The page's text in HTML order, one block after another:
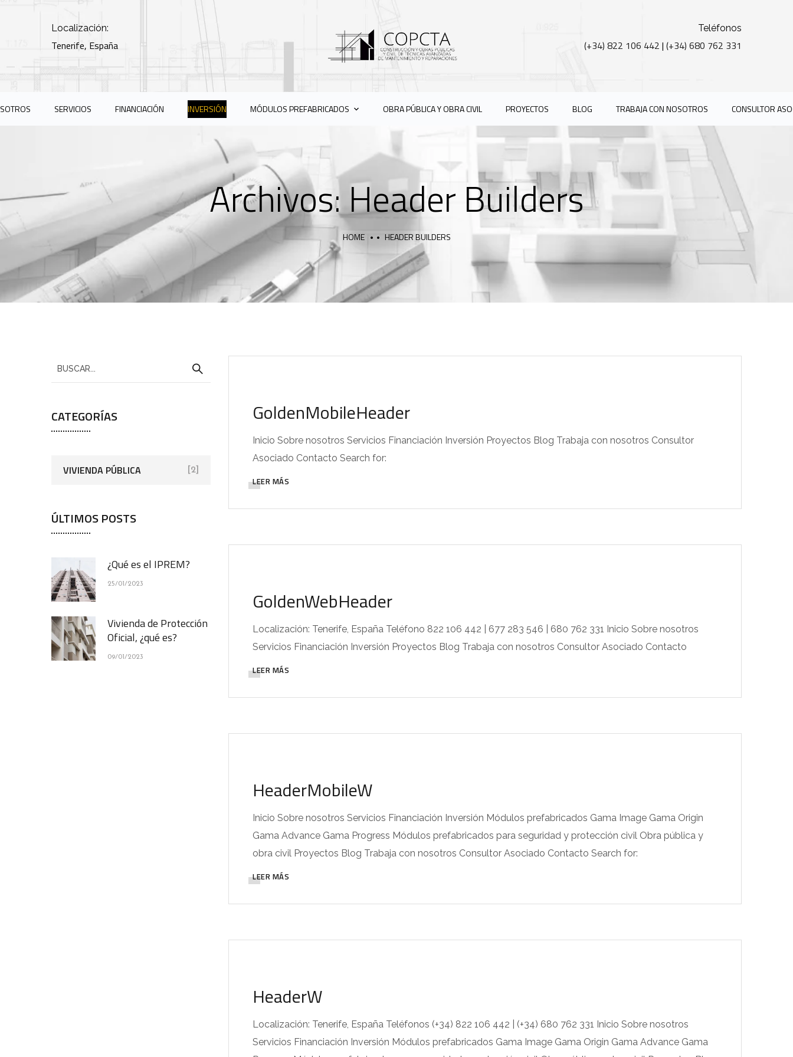
Localización:
Tenerife, España
Teléfonos
(+34) 822 106 442 | (+34) 680 762 331
SERVICIOS FINANCIACIÓN INVERSIÓN MÓDULOS PREFABRICADOS OBRA PÚBLICA Y OBRA CIVIL PROYECTOS BLOG TRABAJA CON NOSOTROS CONSULTOR
Archivos:Header Builders
HOME HEADER BUILDERS
GoldenMobileHeader
Inicio Sobre nosotros Servicios Financiación Inversión Proyectos Blog Trabaja con nosotros Consultor
Asociado Contacto Search for:
LEER MÁS
GoldenWebHeader
Localización: Tenerife, España Teléfono 822 106 442 | 677 283 546 | 680 762 331 Inicio Sobre nosotros
Servicios Financiación Inversión Proyectos Blog Trabaja con nosotros Consultor Asociado Contacto
LEER MÁS
HeaderMobileW
Inicio Sobre nosotros Servicios Financiación Inversión Módulos prefabricados Gama Image Gama Origin
Gama Advance Gama Progress Módulos prefabricados para seguridad y protección civil Obra pública y
obra civil Proyectos Blog Trabaja con nosotros Consultor Asociado Contacto Search for:
LEER MÁS
HeaderW
Localización: Tenerife, España Teléfonos (+34) 822 106 442 | (+34) 680 762 331 Inicio Sobre nosotros
Servicios Financiación Inversión Módulos prefabricados Gama Image Gama Origin Gama Advance Gama
CATEGORÍAS
VIVIENDA PÚBLICA [2]
ÚLTIMOS POSTS
¿Qué es el IPREM?
25/01/2023
Vivienda de Protección
Oficial, ¿qué es?
09/01/2023